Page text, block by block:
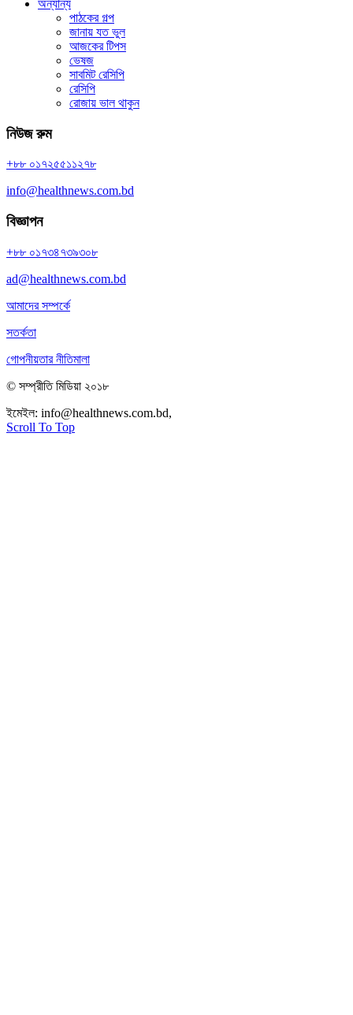
অন্যান্য
পাঠকের গল্প
জানায় যত ভুল
আজকের টিপস
ভেষজ
সাবমিট রেসিপি
রেসিপি
রোজায় ভাল থাকুন
নিউজ রুম
+৮৮ ০১৭২৫৫১১২৭৮
info@healthnews.com.bd
বিজ্ঞাপন
+৮৮ ০১৭৩৪৭৩৯৩০৮
ad@healthnews.com.bd
আমাদের সম্পর্কে
সতর্কতা
গোপনীয়তার নীতিমালা
© সম্প্রীতি মিডিয়া ২০১৮
ইমেইল: info@healthnews.com.bd,
Scroll To Top